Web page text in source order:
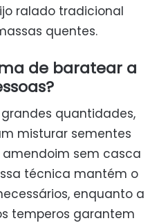
ralado tradicional
quentes.
de baratear a
quantidades,
misturar sementes
sem casca
técnica mantém o
enquanto a
temperos garantem